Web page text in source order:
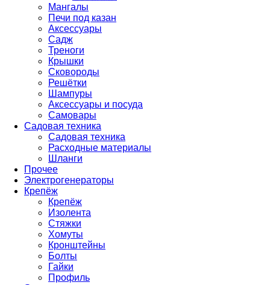
Мангалы
Печи под казан
Аксессуары
Садж
Треноги
Крышки
Сковороды
Решётки
Шампуры
Аксессуары и посуда
Самовары
Садовая техника
Садовая техника
Расходные материалы
Шланги
Прочее
Электрогенераторы
Крепёж
Крепёж
Изолента
Стяжки
Хомуты
Кронштейны
Болты
Гайки
Профиль